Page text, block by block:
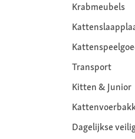
Krabmeubels
Transport
Kitten & Junior
Dagelijkse